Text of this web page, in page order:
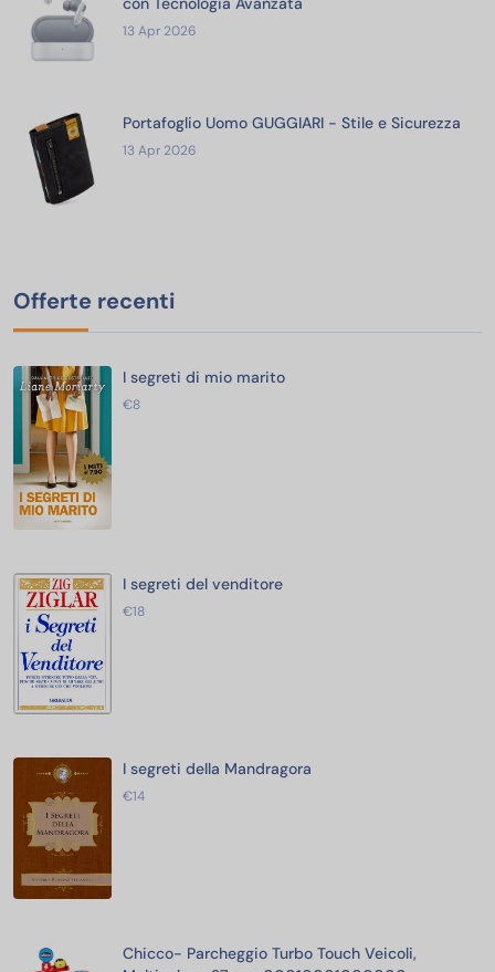
13 Apr 2026
Portafoglio Uomo GUGGIARI - Stile e Sicurezza
13 Apr 2026
Offerte recenti
I segreti di mio marito
€8
I segreti del venditore
€18
I segreti della Mandragora
€14
Chicco- Parcheggio Turbo Touch Veicoli,